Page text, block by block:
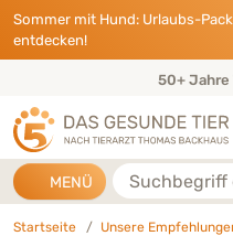
Direkt zu:
INHALT
HAUPTMENÜ
FOOTER
Sommer mit Hund: Urlaubs-
entdecken!
50+ Jahre
MENÜ Suche
Startseite Unsere